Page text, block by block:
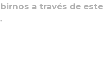
a través de este
.